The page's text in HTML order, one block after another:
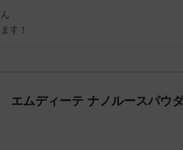
す！
エムディーテ ナノルースパウ